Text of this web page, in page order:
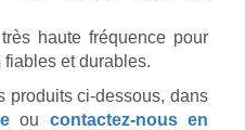
haute fréquence pour
et durables.
produits ci-dessous, dans
ou contactez-nous en